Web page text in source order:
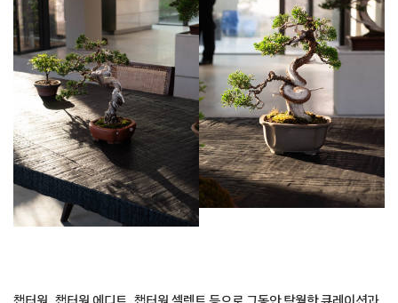
챕터원, 챕터원 에디트, 챕터원 셀렉트 등으로 그동안 탁월한 큐레이션과